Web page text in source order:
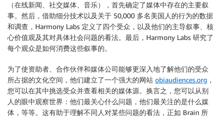
（在线新闻、社交媒体、音乐），首先确定了媒体中存在的主要叙
事。然后，借助细分技术以及关于 50,000 多名美国人的行为的数据
和调查，Harmony Labs 定义了四个受众，以及他们的主导叙事、核
心价值观及其对具体社会问题的看法。最后，Harmony Labs 研究了
每个观众是如何消费这些叙事的。
为了使资助者、合作伙伴和媒体公司能够更深入地了解他们的受众
所占据的文化空间，他们建立了一个强大的网站 obiaudiences.org ，
您可以在其中挑选受众并查看相关的媒体源。换言之，您可以从别
人的眼中观察世界：他们最关心什么问题，他们最关注的是什么媒
体，等等。这有助于理解不同人对某些问题的看法，正如 Brain 所